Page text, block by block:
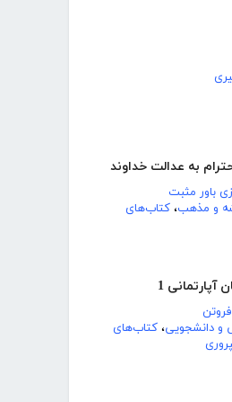
به عدالت خداوند
باور مثبت
و مذهب، کتاب‌های
1
و دانشجویی، کتاب‌های